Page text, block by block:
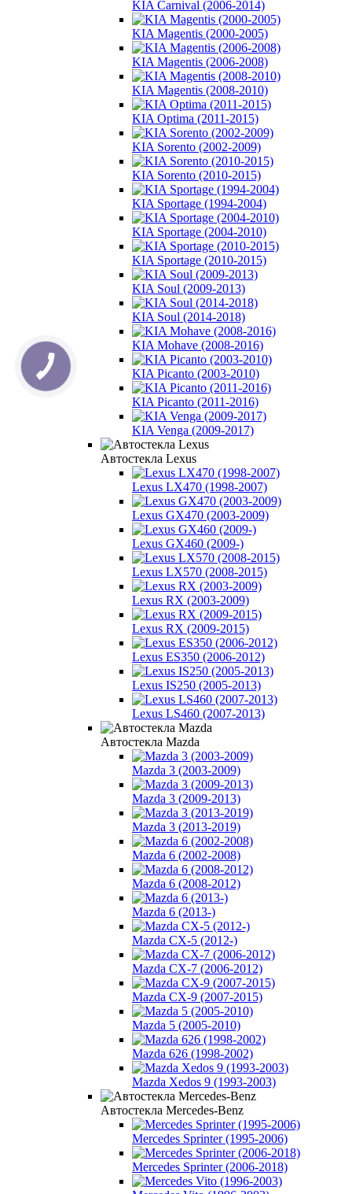
KIA Carnival (2006-2014)
KIA Magentis (2000-2005)
KIA Magentis (2006-2008)
KIA Magentis (2008-2010)
KIA Optima (2011-2015)
KIA Sorento (2002-2009)
KIA Sorento (2010-2015)
KIA Sportage (1994-2004)
KIA Sportage (2004-2010)
KIA Sportage (2010-2015)
KIA Soul (2009-2013)
KIA Soul (2014-2018)
KIA Mohave (2008-2016)
KIA Picanto (2003-2010)
KIA Picanto (2011-2016)
KIA Venga (2009-2017)
Автостекла Lexus
Lexus LX470 (1998-2007)
Lexus GX470 (2003-2009)
Lexus GX460 (2009-)
Lexus LX570 (2008-2015)
Lexus RX (2003-2009)
Lexus RX (2009-2015)
Lexus ES350 (2006-2012)
Lexus IS250 (2005-2013)
Lexus LS460 (2007-2013)
Автостекла Mazda
Mazda 3 (2003-2009)
Mazda 3 (2009-2013)
Mazda 3 (2013-2019)
Mazda 6 (2002-2008)
Mazda 6 (2008-2012)
Mazda 6 (2013-)
Mazda CX-5 (2012-)
Mazda CX-7 (2006-2012)
Mazda CX-9 (2007-2015)
Mazda 5 (2005-2010)
Mazda 626 (1998-2002)
Mazda Xedos 9 (1993-2003)
Автостекла Mercedes-Benz
Mercedes Sprinter (1995-2006)
Mercedes Sprinter (2006-2018)